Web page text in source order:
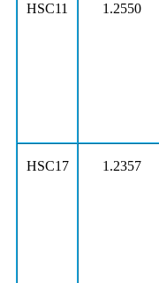
HSC11 1.2550
HSC17 1.2357